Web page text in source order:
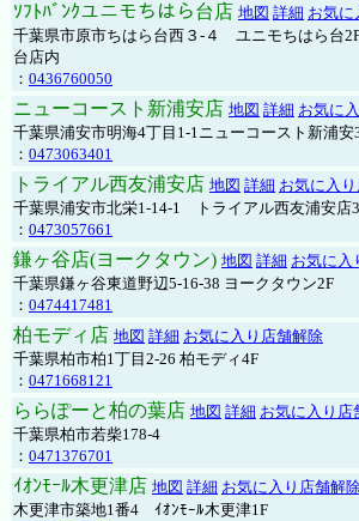
ｿﾌﾄﾊﾞﾝｸユニモちはら台店 地図 詳細 お気に
千葉県市原市ちはら台西３-４ ユニモちはら台
台店内
： 0436760050
ニューコースト新浦安店 地図 詳細 お気に
千葉県浦安市明海4丁目1-1ニューコースト新浦安
： 0473063401
トライアル西友浦安店 地図 詳細 お気に入
千葉県浦安市北栄1-14-1 トライアル西友浦安店
： 0473057661
鎌ヶ谷店(ヨークタウン) 地図 詳細 お気に入
千葉県鎌ヶ谷東道野辺5-16-38 ヨークタウン2F
： 0474417481
柏モディ店 地図 詳細 お気に入り店舗解除
千葉県柏市柏1丁目2-26 柏モディ4F
： 0471668121
ららぽーと柏の葉店 地図 詳細 お気に入り店
千葉県柏市若柴178-4
： 0471376701
ｲｵﾝﾓｰﾙ木更津店 地図 詳細 お気に入り店舗解
木更津市築地1番4 ｲｵﾝﾓｰﾙ木更津1F